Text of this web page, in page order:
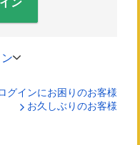
口座番号でログイン
グインにお困りのお客様
お久しぶりのお客様